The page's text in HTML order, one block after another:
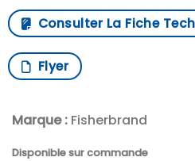
Consulter La Fiche
Flyer
Marque : Fisherbrand
Disponible sur commande